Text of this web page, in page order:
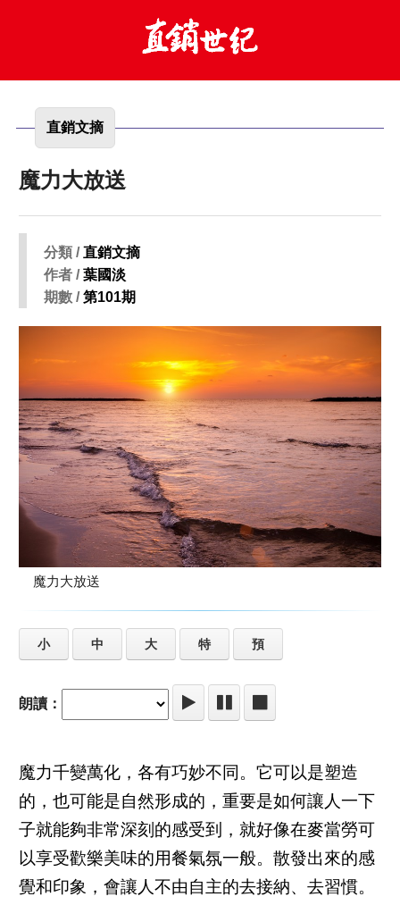
直銷文摘
魔力大放送
分類 /直銷文摘
作者 /葉國淡
期數 /第101期
魔力大放送
小 中 大 特 預
朗讀：
魔力千變萬化，各有巧妙不同。它可以是塑造
的，也可能是自然形成的，重要是如何讓人一下
子就能夠非常深刻的感受到，就好像在麥當勞可
以享受歡樂美味的用餐氣氛一般。散發出來的感
覺和印象，會讓人不由自主的去接納、去習慣。